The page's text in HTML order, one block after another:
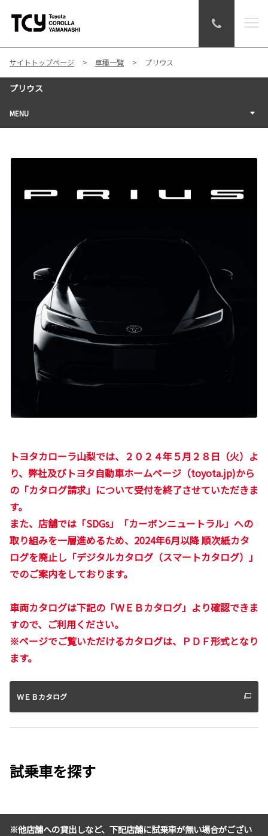
サイトトップページ 車種一覧 プリウス
プリウス
MENU
トヨタカローラ山梨では、２０２４年５月２８日（火）よ
り、弊社及びトヨタ自動車ホームページ（toyota.jp)から
の「カタログ請求」について受付を終了させていただきま
す。
また、店舗では「SDGs」「カーボンニュートラル」への
取り組みを一層進めるため、2024年6月以降 順次紙カタ
ログを廃止し「デジタルカタログ（スマートカタログ）」
でのご案内をしております。
車両カタログは下記の「ＷＥＢカタログ」より確認できま
すので、ご利用ください。
※ページでご覧いただけるカタログは、ＰＤＦ形式となり
ます。
ＷＥＢカタログ
試乗車を探す
※他店舗への貸出しなど、下記店舗に試乗車が無い場合がござい